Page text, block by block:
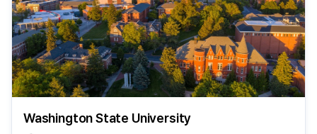
Washington State University